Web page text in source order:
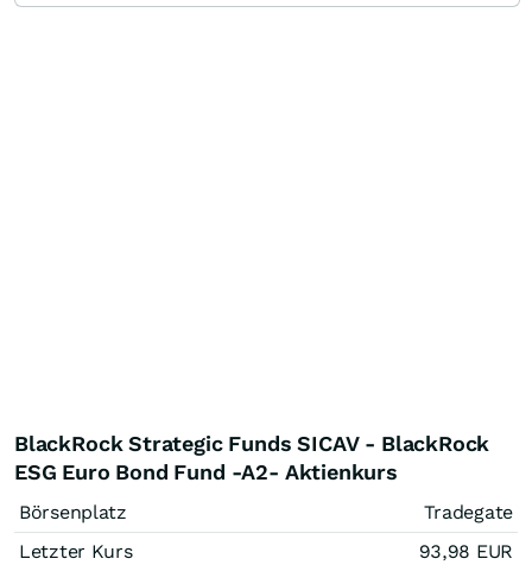
BlackRock Strategic Funds SICAV - BlackRock
ESG Euro Bond Fund -A2- Aktienkurs
Börsenplatz
Tradegate
Letzter Kurs
93,98 EUR